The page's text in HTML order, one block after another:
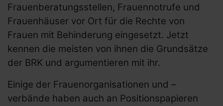
Frauenberatungsstellen, Frauennotrufe und
Frauenhäuser vor Ort für die Rechte von
Frauen mit Behinderung eingesetzt. Jetzt
kennen die meisten von ihnen die Grundsätze
der BRK und argumentieren mit ihr.
Einige der Frauenorganisationen und –
verbände haben auch an Positionspapieren